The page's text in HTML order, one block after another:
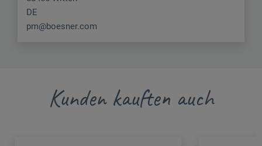
DE
pm@boesner.com
Kunden kauften auch